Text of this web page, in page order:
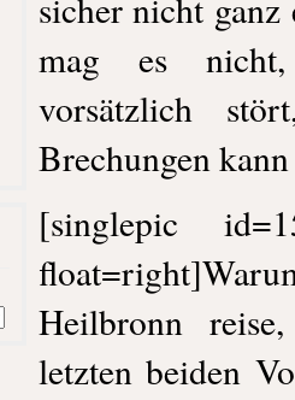
mag es
vorsätzlich
Brechungen
[singlepic
Heilbronn
letzten beiden